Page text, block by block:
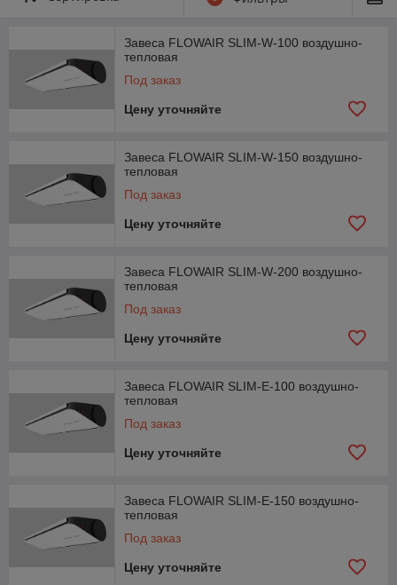
Завеса FLOWAIR SLIM-W-100 воздушно-
тепловая
Под заказ
Цену уточняйте
Завеса FLOWAIR SLIM-W-150 воздушно-
тепловая
Под заказ
Цену уточняйте
Завеса FLOWAIR SLIM-W-200 воздушно-
тепловая
Под заказ
Цену уточняйте
Завеса FLOWAIR SLIM-Е-100 воздушно-
тепловая
Под заказ
Цену уточняйте
Завеса FLOWAIR SLIM-Е-150 воздушно-
тепловая
Под заказ
Цену уточняйте